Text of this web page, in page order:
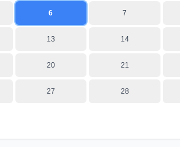
6 7
13 14
20 21
27 28